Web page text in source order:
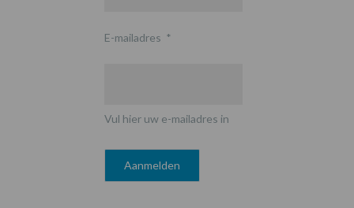
E-mailadres *
Vul hier uw e-mailadres in